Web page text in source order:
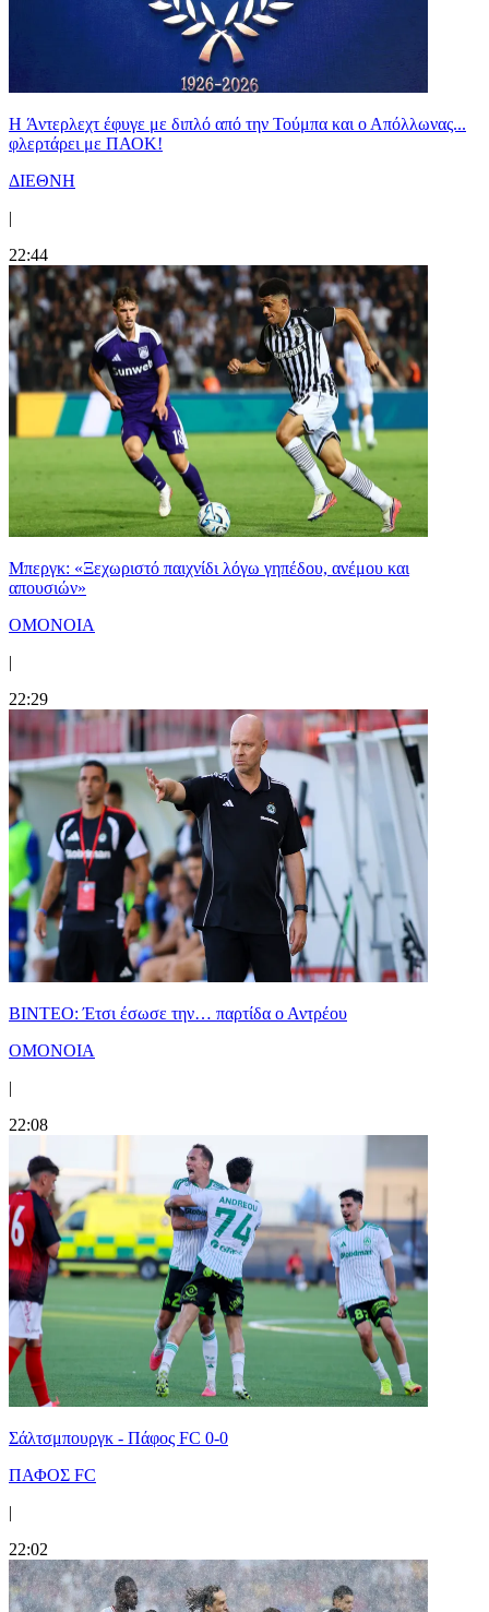
H Άντερλεχτ έφυγε με διπλό από την Τούμπα και ο Απόλλωνας...
φλερτάρει με ΠΑΟΚ!
ΔΙΕΘΝΗ
|
22:44
Μπεργκ: «Ξεχωριστό παιχνίδι λόγω γηπέδου, ανέμου και
απουσιών»
ΟΜΟΝΟΙΑ
|
22:29
ΒΙΝΤΕΟ: Έτσι έσωσε την… παρτίδα ο Αντρέου
ΟΜΟΝΟΙΑ
|
22:08
Σάλτσμπουργκ - Πάφος FC 0-0
ΠΑΦΟΣ FC
|
22:02